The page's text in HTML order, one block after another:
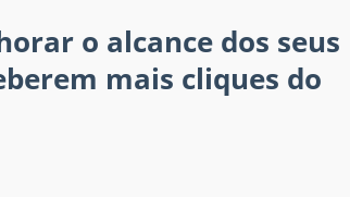
o alcance dos seus
mais cliques do